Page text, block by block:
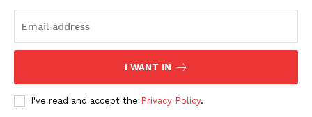
I WANT IN
I've read and accept the Privacy Policy.